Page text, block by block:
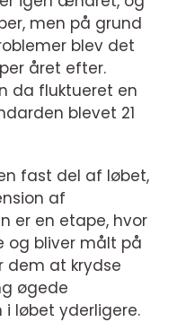
men på grund
blev det
året efter.
da fluktueret en
blevet 21
fast del af løbet,
af
er en etape, hvor
og bliver målt på
dem at krydse
øgede
løbet yderligere.